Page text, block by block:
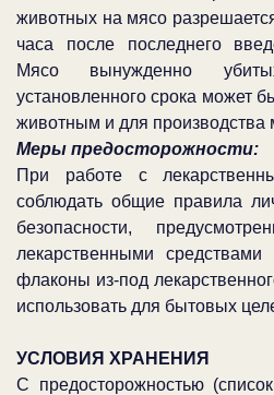
животных на мясо
часа после последнего
Мясо вынужденно
установленного срока может
животным и для производства
Меры предосторожности:
При работе с
соблюдать общие правила
безопасности,
лекарственными
флаконы из-под
использовать для бытовых
УСЛОВИЯ ХРАНЕНИЯ
С предосторожностью